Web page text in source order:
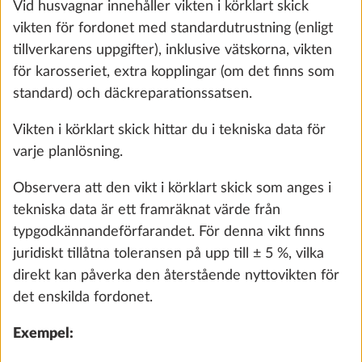
Cityvatten anslutning Mer
3 260 kr
Lägg till
kompaktbilar skillnaden mellan den högsta tekniskt
tillåtna lastade vikten och vikten i körklart skick ökat
med vikten för passagerarna och vikten för
extrautrustningen.
För husvagnar räknar man fram nyttovikten genom
att man från den högsta tekniskt tillåtna vikten drar
av vikten i körklart skick och vikten för
extrautrustningen.
Genomförandeförordningen (EU) 2021/535
föreskriver för fordon byggda av HOBBY en fast
”minsta nyttovikt” för packning och övriga föremål
som inte hör till den extrautrustning som installeras
kan ta med personlig packning och förplägnad (t.ex.